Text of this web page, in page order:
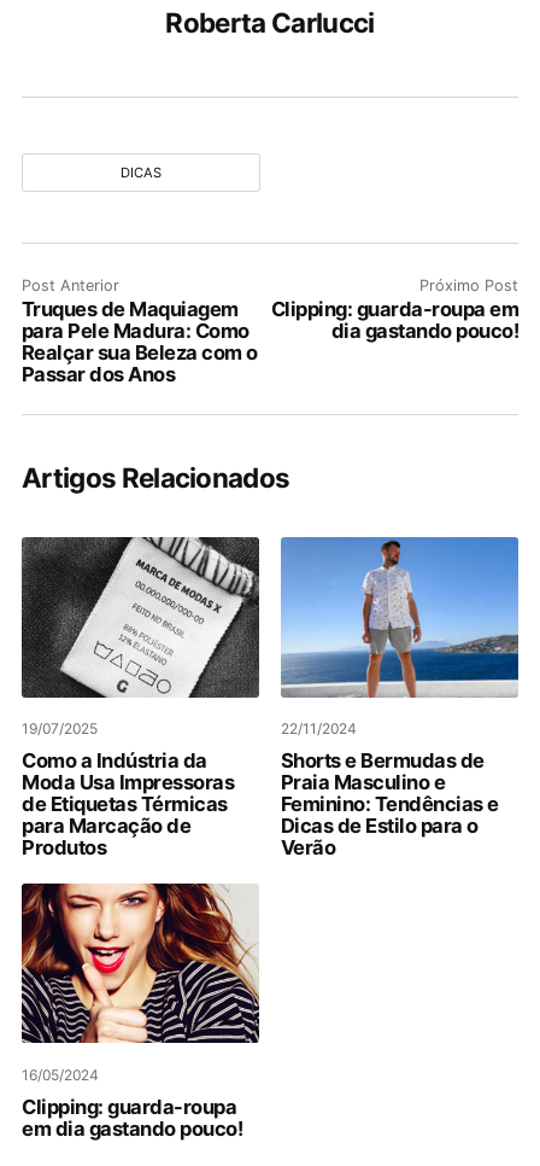
Roberta Carlucci
DICAS
Post Anterior
Truques de Maquiagem
para Pele Madura: Como
Realçar sua Beleza com o
Passar dos Anos
Próximo Post
Clipping: guarda-roupa em
dia gastando pouco!
Artigos Relacionados
19/07/2025
Como a Indústria da
Moda Usa Impressoras
de Etiquetas Térmicas
para Marcação de
Produtos
22/11/2024
Shorts e Bermudas de
Praia Masculino e
Feminino: Tendências e
Dicas de Estilo para o
Verão
16/05/2024
Clipping: guarda-roupa
em dia gastando pouco!